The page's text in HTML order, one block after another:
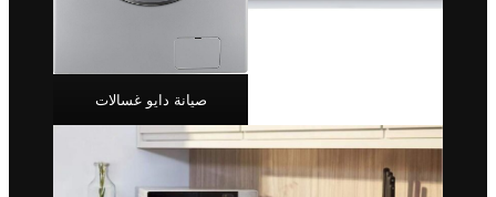
صيانة دايو غسالات